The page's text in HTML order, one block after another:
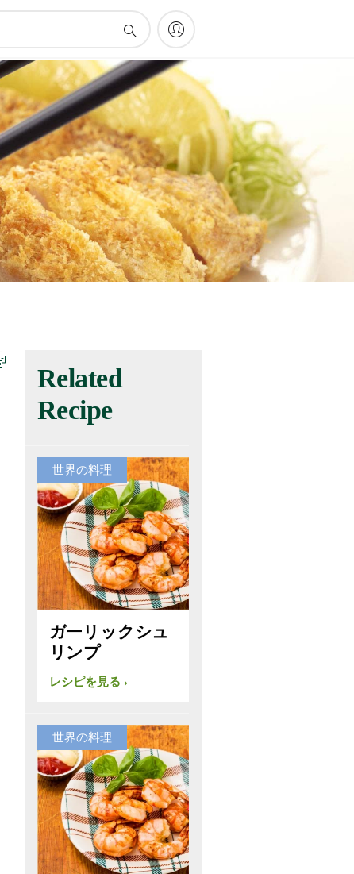
Related
Recipe
世界の料理
ガーリックシュ
リンプ
レシピを見る
世界の料理